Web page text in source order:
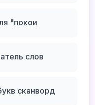
"покои
слов
сканворд